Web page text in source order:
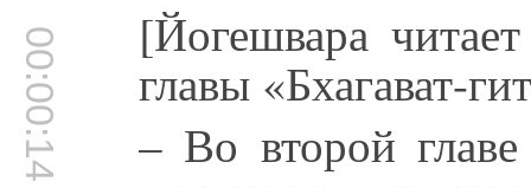
00:00:14 [Йогешвара
главы «Бхагават-
– Во второй главе